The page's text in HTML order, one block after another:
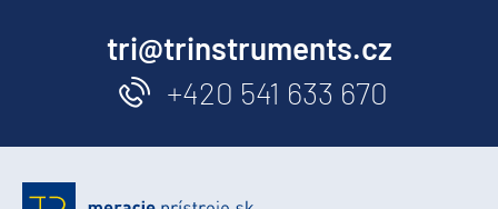
tri@trinstruments.cz
+420 541 633 670